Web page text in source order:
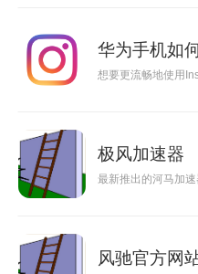
华为手机如
想要更流畅地使用
极风加速器
最新推出的河马加
风驰官方网